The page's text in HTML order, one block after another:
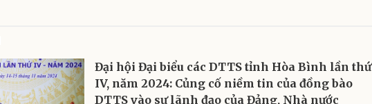
Đại hội Đại biểu các DTTS tỉnh Hòa Bình lần thứ
IV, năm 2024: Củng cố niềm tin của đồng bào
DTTS vào sự lãnh đạo của Đảng, Nhà nước